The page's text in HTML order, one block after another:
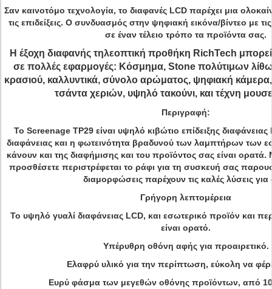
Σαν καινοτόμο τεχνολογία, το διαφανές LCD παρέχει μια
τις επιδείξεις. Ο συνδυασμός στην ψηφιακή εικόνα/βίντεο με
σε έναν τέλειο τρόπο τα προϊόντα σας.
Η έξοχη διαφανής τηλεοπτική προθήκη RichTech
σε πολλές εφαρμογές: Κόσμημα, Stone πολύτιμων
κρασιού, καλλυντικά, σύνολο αρώματος, ψηφιακή κάμερα,
τσάντα χεριών, υψηλό τακούνι, και τέχνη
Περιγραφή:
Το Screenage TP29 είναι υψηλό κιβώτιο επίδειξης
διαφάνειας και η φωτεινότητα βραδυνού των λαμπτήρων των
κάνουν και της διαφήμισης και του προϊόντος σας είναι
προσθέσετε περιστρέφεται το ράφι για τη συσκευή σας
διαμορφώσεις παρέχουν τις καλές λύσεις για
Γρήγορη λεπτομέρεια
Το υψηλό γυαλί διαφάνειας LCD, και εσωτερικό προϊόν και
είναι ορατό.
Υπέρυθρη οθόνη αφής για προαιρετικό.
Ελαφρύ υλικό για την περίπτωση, εύκολη να
Ευρύ φάσμα των μεγεθών οθόνης προϊόντων, από